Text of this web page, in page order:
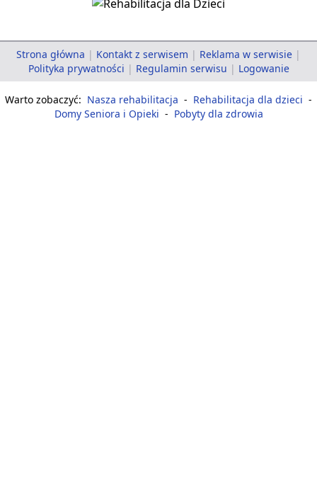
Strona główna | Kontakt z serwisem | Reklama w serwisie |
Polityka prywatności | Regulamin serwisu | Logowanie
Warto zobaczyć: Nasza rehabilitacja - Rehabilitacja dla dzieci -
Domy Seniora i Opieki - Pobyty dla zdrowia